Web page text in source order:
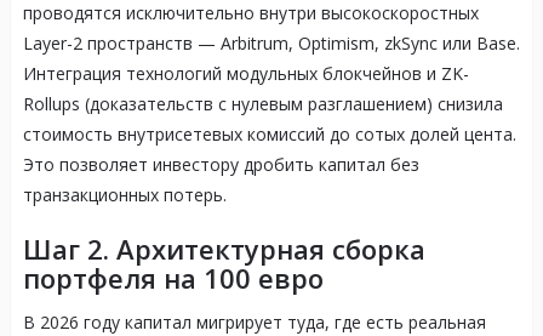
проводятся исключительно внутри высокоскоростных
Layer-2 пространств — Arbitrum, Optimism, zkSync или Base.
Интеграция технологий модульных блокчейнов и ZK-
Rollups (доказательств с нулевым разглашением) снизила
стоимость внутрисетевых комиссий до сотых долей цента.
Это позволяет инвестору дробить капитал без
транзакционных потерь.
Шаг 2. Архитектурная сборка
портфеля на 100 евро
В 2026 году капитал мигрирует туда, где есть реальная